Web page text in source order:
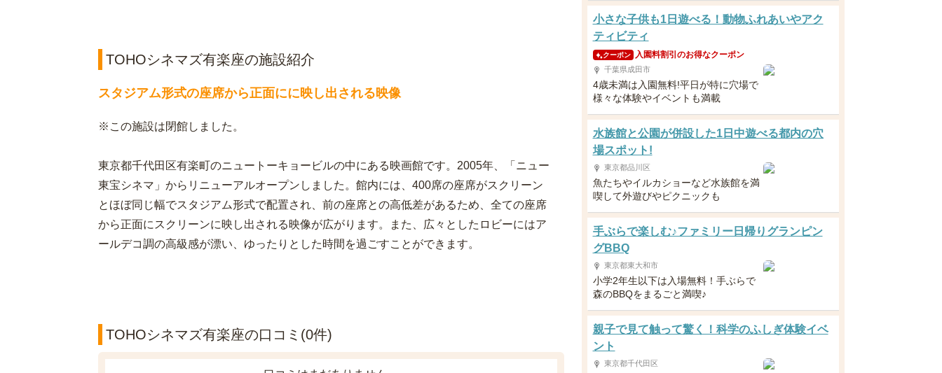
TOHOシネマズ有楽座の施設紹介
スタジアム形式の座席から正面にに映し出される映像
※この施設は閉館しました。
東京都千代田区有楽町のニュートーキョービルの中にある映画館です。2005年、「ニュー
東宝シネマ」からリニューアルオープンしました。館内には、400席の座席がスクリーン
とほぼ同じ幅でスタジアム形式で配置され、前の座席との高低差があるため、全ての座席
から正面にスクリーンに映し出される映像が広がります。また、広々としたロビーにはア
ールデコ調の高級感が漂い、ゆったりとした時間を過ごすことができます。
TOHOシネマズ有楽座の口コミ(0件)
小さな子供も1日遊べる！動物ふれあいやアク
ティビティ
クーポン 入園料割引のお得なクーポン
千葉県成田市
4歳未満は入園無料!平日が特に穴場で
様々な体験やイベントも満載
水族館と公園が併設した1日中遊べる都内の穴
場スポット!
東京都品川区
魚たちやイルカショーなど水族館を満
喫して外遊びやピクニックも
手ぶらで楽しむ♪ファミリー日帰りグランピン
グBBQ
東京都東大和市
小学2年生以下は入場無料！手ぶらで
森のBBQをまるごと満喫♪
親子で見て触って驚く！科学のふしぎ体験イベ
ント
東京都千代田区